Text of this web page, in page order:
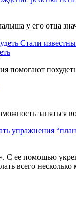
у его отца
Стали
помогают
упражнения
С ее помощью
всего